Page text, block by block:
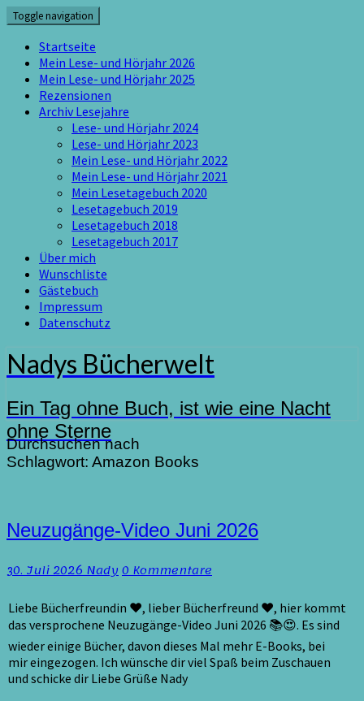
Skip
to
content
Toggle navigation
Startseite
Mein Lese- und Hörjahr 2026
Mein Lese- und Hörjahr 2025
Rezensionen
Archiv Lesejahre
Lese- und Hörjahr 2024
Lese- und Hörjahr 2023
Mein Lese- und Hörjahr 2022
Mein Lese- und Hörjahr 2021
Mein Lesetagebuch 2020
Lesetagebuch 2019
Lesetagebuch 2018
Lesetagebuch 2017
Über mich
Wunschliste
Gästebuch
Impressum
Datenschutz
Nadys Bücherwelt
Ein Tag ohne Buch, ist wie eine Nacht
ohne Sterne
Durchsuchen nach
Schlagwort: Amazon Books
Neuzugänge-
Video
2026
Neuzugänge-Video Juni 2026
30. Juli 2026NadyKommentare
0 Kommentare
Liebe Bücherfreundin ♥, lieber Bücherfreund ♥, hier kommt
das versprochene Neuzugänge-Video Juni 2026 📚😍. Es sind
wieder einige Bücher, davon dieses Mal mehr E-Books, bei
mir eingezogen. Ich wünsche dir viel Spaß beim Zuschauen
und schicke dir Liebe Grüße Nady